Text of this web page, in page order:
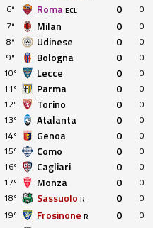
6º
Roma ECL 0 0
7º
Milan 0 0
8º
Udinese 0 0
9º
Bologna 0 0
10º
Lecce 0 0
11º
Parma 0 0
12º
Torino 0 0
13º
Atalanta 0 0
14º
Genoa 0 0
15º
Como 0 0
16º
Cagliari 0 0
17º
Monza 0 0
18º
Sassuolo R 0 0
19º
Frosinone R 0 0